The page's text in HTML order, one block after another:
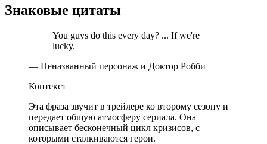
Знаковые цитаты
You guys do this every day? ... If we're
lucky.
— Неназванный персонаж и Доктор Робби
Контекст
Эта фраза звучит в трейлере ко второму сезону и
передает общую атмосферу сериала. Она
описывает бесконечный цикл кризисов, с
которыми сталкиваются герои.